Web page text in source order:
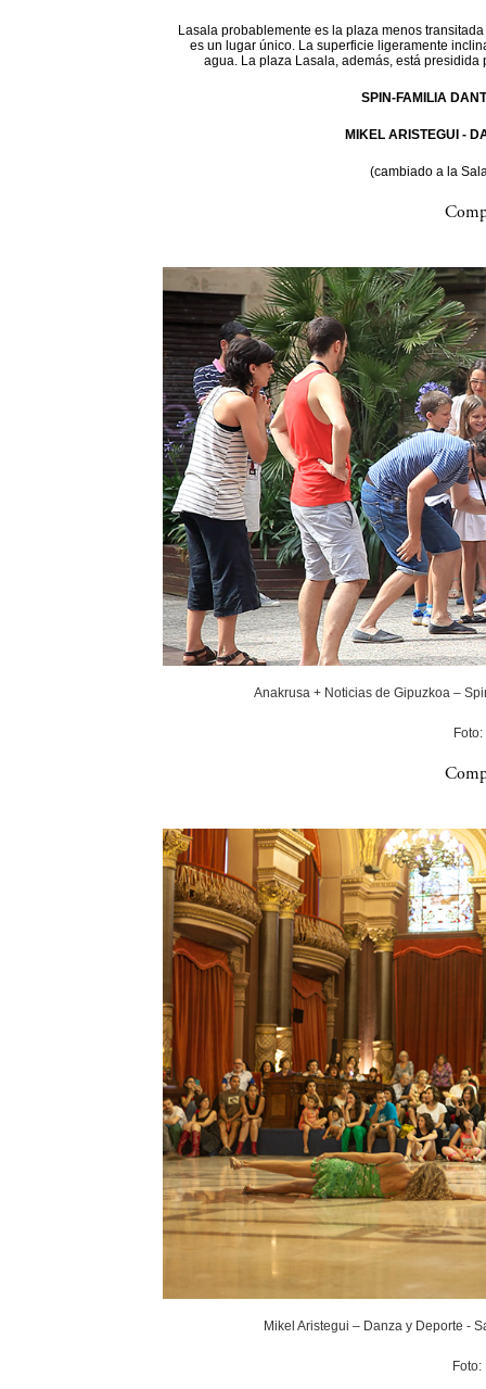
Lasala probablemente es la plaza menos
es un lugar único. La superficie ligeramente
agua. La plaza Lasala, además, está
SPIN-FAMILIA
MIKEL ARISTEGUI -
(cambiado a la
Anakrusa + Noticias de Gipuzkoa –
Mikel Aristegui – Danza y Deporte -